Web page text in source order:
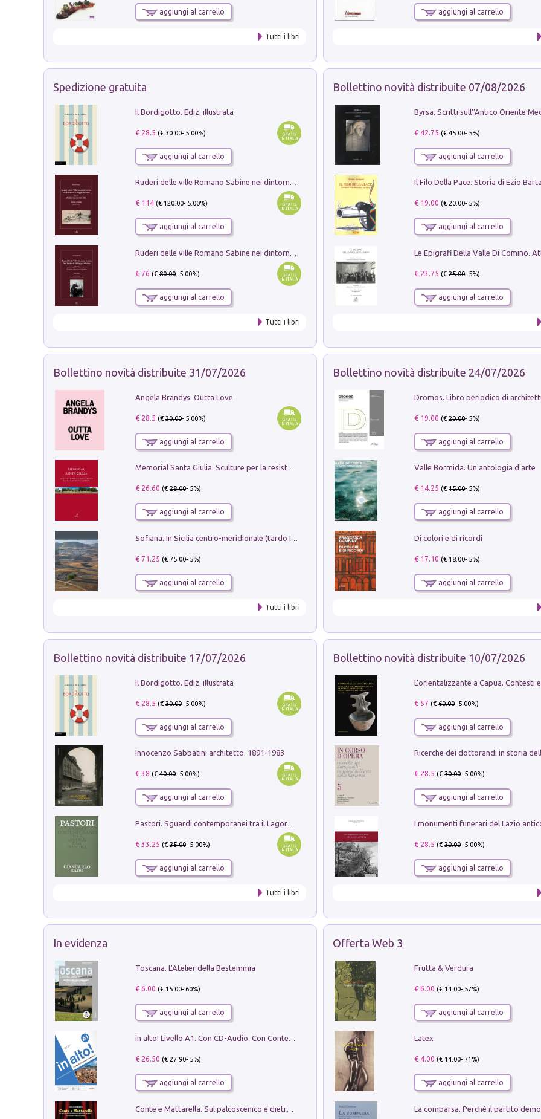
aggiungi al carrello
Tutti i libri
aggiungi al carrello
Spedizione gratuita
Il Bordigotto. Ediz. illustrata
€ 28.5 (€30.00- 5.00%)
aggiungi al carrello
Ruderi delle ville Romano Sabine nei dintorni di Poggio Mirteto. Illustrati dal dott.re prof.re cav.re Ercole Nardi regio ispettore degli scavi e monumenti. Anno 1885. Tavole e studio. Con 25 tavole fuori testo in cartella editoriale
€ 114(€120.00- 5.00%)
aggiungi al carrello
€ 76 (€80.00- 5.00%)
aggiungi al carrello
Tutti i libri
Bollettino novità distribuite 07/08/2026
€ 42.75 (€45.00- 5%)
aggiungi al carrello
€ 19.00 (€20.00- 5%)
aggiungi al carrello
€ 23.75 (€25.00- 5%)
aggiungi al carrello
Bollettino novità distribuite 31/07/2026
Angela Brandys. Outta Love
€ 28.5 (€30.00- 5.00%)
aggiungi al carrello
Memorial Santa Giulia. Sculture per la resistenza Monchio di Palagano
€ 26.60 (€28.00- 5%)
aggiungi al carrello
€ 71.25 (€75.00- 5%)
aggiungi al carrello
Tutti i libri
Bollettino novità distribuite 24/07/2026
€ 19.00 (€20.00- 5%)
aggiungi al carrello
Valle Bormida. Un'antologia d'arte
€ 14.25 (€15.00- 5%)
aggiungi al carrello
Di colori e di ricordi
€ 17.10 (€18.00- 5%)
aggiungi al carrello
Bollettino novità distribuite 17/07/2026
Il Bordigotto. Ediz. illustrata
€ 28.5 (€30.00- 5.00%)
aggiungi al carrello
Innocenzo Sabbatini architetto. 1891-1983
€ 38 (€40.00- 5.00%)
aggiungi al carrello
Pastori. Sguardi contemporanei tra il Lagorai e la pianura. Ediz. illustrata
€ 33.25 (€35.00- 5.00%)
aggiungi al carrello
Tutti i libri
Bollettino novità distribuite 10/07/2026
€ 57 (€60.00- 5.00%)
aggiungi al carrello
€ 28.5 (€30.00- 5.00%)
aggiungi al carrello
€ 28.5 (€30.00- 5.00%)
aggiungi al carrello
In evidenza
Toscana. L'Atelier della Bestemmia
€ 6.00 (€15.00- 60%)
aggiungi al carrello
in alto! Livello A1. Con CD-Audio. Con Contenuto digitale per accesso on line
€ 26.50 (€27.90- 5%)
aggiungi al carrello
Conte e Mattarella. Sul palcoscenico e dietro le quinte del Quirinale. Un racconto sulle istituzioni
Offerta Web 3
Frutta & Verdura
€ 6.00 (€14.00- 57%)
aggiungi al carrello
Latex
€ 4.00 (€14.00- 71%)
aggiungi al carrello